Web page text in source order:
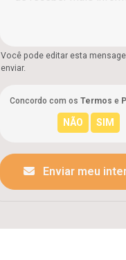
Você pode editar esta
enviar.
Concordo com os Termos e
Enviar meu